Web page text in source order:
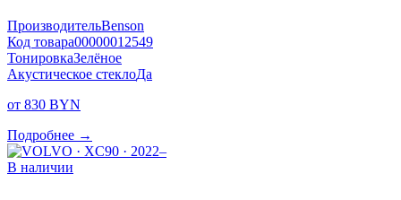
ПроизводительBenson
Код товара00000012549
ТонировкаЗелёное
Акустическое стеклоДа
от 830 BYN
Подробнее →
В наличии